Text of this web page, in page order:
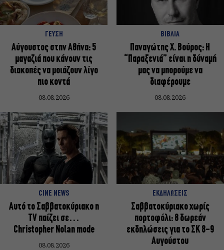
ΓΕΥΣΗ
Αύγουστος στην Αθήνα: 5
μαγαζιά που κάνουν τις
διακοπές να μοιάζουν λίγο
πιο κοντά
08.08.2026
ΒΙΒΛΙΑ
Παναγώτης Χ. Βούρος: Η
“Παραξενιά” είναι η δύναμή
μας να μπορούμε να
διαφέρουμε
08.08.2026
CINE NEWS
Αυτό το Σαββατοκύριακο η
TV παίζει σε…
Christopher Nolan mode
08.08.2026
ΕΚΔΗΛΩΣΕΙΣ
Σαββατοκύριακο χωρίς
πορτοφόλι: 8 δωρεάν
εκδηλώσεις για το ΣΚ 8-9
Αυγούστου